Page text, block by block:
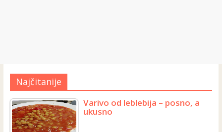
Najčitanije
Varivo od leblebija – posno, a
ukusno